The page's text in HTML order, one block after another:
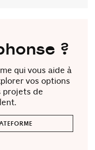
?
qui vous aide à
vos options
projets de